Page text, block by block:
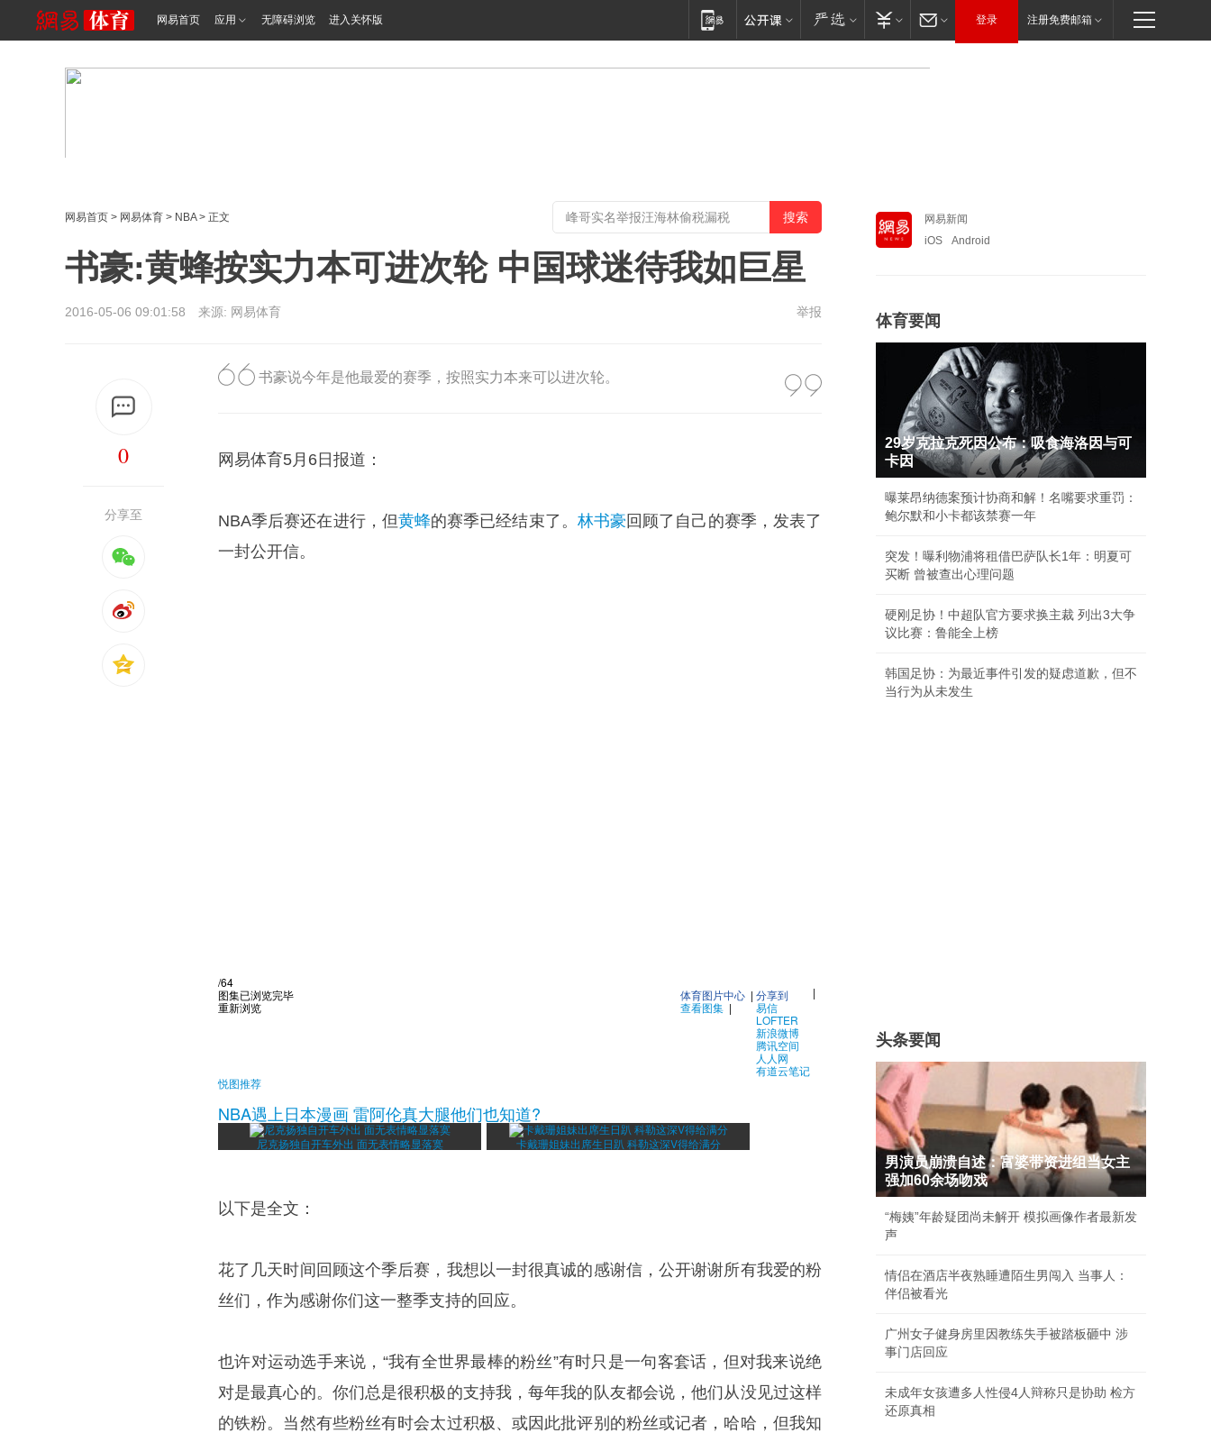
网易首页 应用 无障碍浏览 进入关怀版 登录 注册免费邮箱
网易首页 > 网易体育 > NBA> 正文
书豪:黄蜂按实力本可进次轮 中国球迷待我如巨星
2016-05-06 09:01:58 来源: 网易体育 举报
0
分享至
书豪说今年是他最爱的赛季，按照实力本来可以进次轮。
网易体育5月6日报道：
NBA季后赛还在进行，但黄蜂的赛季已经结束了。 林书豪 回顾了自己的赛季，发表了
一封公开信。
/64
|
分享到
易信
LOFTER
新浪微博
腾讯空间
人人网
有道云笔记
体育图片中心 |
查看图集 |
图集已浏览完毕
重新浏览
悦图推荐
NBA遇上日本漫画 雷阿伦真大腿他们也知道?
尼克扬独自开车外出 面无表情略显落寞 卡戴珊姐妹出席生日趴 科勒这深V得给满分
以下是全文：
花了几天时间回顾这个季后赛，我想以一封很真诚的感谢信，公开谢谢所有我爱的粉
丝们，作为感谢你们这一整季支持的回应。
也许对运动选手来说，“我有全世界最棒的粉丝”有时只是一句客套话，但对我来说绝
对是最真心的。你们总是很积极的支持我，每年我的队友都会说，他们从没见过这样
的铁粉。当然有些粉丝有时会太过积极、或因此批评别的粉丝或记者，哈哈，但我知
网易新闻
iOS
Android
体育要闻
29岁克拉克死因公布：吸食海洛因与可
卡因
曝莱昂纳德案预计协商和解！名嘴要求重罚：
鲍尔默和小卡都该禁赛一年
突发！曝利物浦将租借巴萨队长1年：明夏可
买断 曾被查出心理问题
硬刚足协！中超队官方要求换主裁 列出3大争
议比赛：鲁能全上榜
韩国足协：为最近事件引发的疑虑道歉，但不
当行为从未发生
头条要闻
男演员崩溃自述：富婆带资进组当女主
强加60余场吻戏
“梅姨”年龄疑团尚未解开 模拟画像作者最新发
声
情侣在酒店半夜熟睡遭陌生男闯入 当事人：
伴侣被看光
广州女子健身房里因教练失手被踏板砸中 涉
事门店回应
未成年女孩遭多人性侵4人辩称只是协助 检方
还原真相